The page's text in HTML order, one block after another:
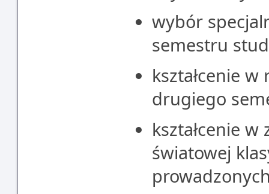
wybór
semestru
kształcenie
drugiego
kształcenie
światowej